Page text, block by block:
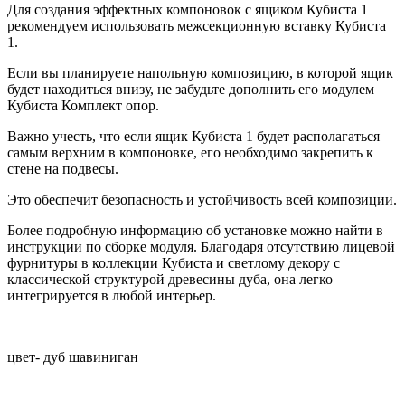
Для создания эффектных компоновок с ящиком Кубиста 1
рекомендуем использовать межсекционную вставку Кубиста
1.
Если вы планируете напольную композицию, в которой ящик
будет находиться внизу, не забудьте дополнить его модулем
Кубиста Комплект опор.
Важно учесть, что если ящик Кубиста 1 будет располагаться
самым верхним в компоновке, его необходимо закрепить к
стене на подвесы.
Это обеспечит безопасность и устойчивость всей композиции.
Более подробную информацию об установке можно найти в
инструкции по сборке модуля. Благодаря отсутствию лицевой
фурнитуры в коллекции Кубиста и светлому декору с
классической структурой древесины дуба, она легко
интегрируется в любой интерьер.
цвет- дуб шавиниган